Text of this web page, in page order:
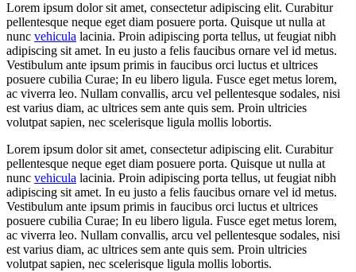
Lorem ipsum dolor sit amet, consectetur adipiscing elit. Curabitur
pellentesque neque eget diam posuere porta. Quisque ut nulla at
nunc vehicula lacinia. Proin adipiscing porta tellus, ut feugiat nibh
adipiscing sit amet. In eu justo a felis faucibus ornare vel id metus.
Vestibulum ante ipsum primis in faucibus orci luctus et ultrices
posuere cubilia Curae; In eu libero ligula. Fusce eget metus lorem,
ac viverra leo. Nullam convallis, arcu vel pellentesque sodales, nisi
est varius diam, ac ultrices sem ante quis sem. Proin ultricies
volutpat sapien, nec scelerisque ligula mollis lobortis.
Lorem ipsum dolor sit amet, consectetur adipiscing elit. Curabitur
pellentesque neque eget diam posuere porta. Quisque ut nulla at
nunc vehicula lacinia. Proin adipiscing porta tellus, ut feugiat nibh
adipiscing sit amet. In eu justo a felis faucibus ornare vel id metus.
Vestibulum ante ipsum primis in faucibus orci luctus et ultrices
posuere cubilia Curae; In eu libero ligula. Fusce eget metus lorem,
ac viverra leo. Nullam convallis, arcu vel pellentesque sodales, nisi
est varius diam, ac ultrices sem ante quis sem. Proin ultricies
volutpat sapien, nec scelerisque ligula mollis lobortis.